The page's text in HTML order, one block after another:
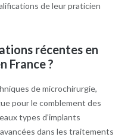
de leur praticien
récentes en
France ?
de microchirurgie,
pour le comblement des
types d’implants
dans les traitements